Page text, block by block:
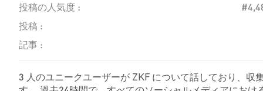
投稿の人気度 :
投稿 :
記事 :
3 人のユニークユーザーが ZKF について話しており、収